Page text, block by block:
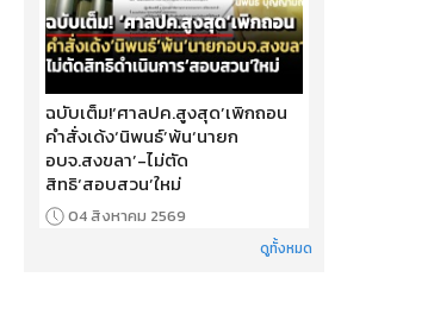
ฉบับเต็ม!‘ศาลปค.สูงสุด’เพิกถอน
คำสั่งเด้ง‘นิพนธ์’พ้น‘นายก
อบจ.สงขลา’-ไม่ตัด
สิทธิ‘สอบสวน’ใหม่
04 สิงหาคม 2569
ดูทั้งหมด